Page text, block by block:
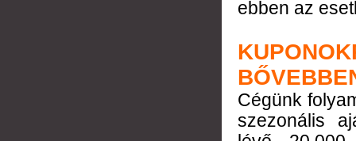
ebben az
Cégünk
szezonális